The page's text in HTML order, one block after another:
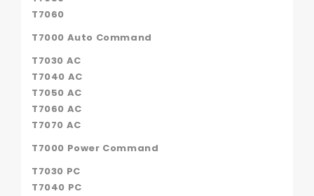
T7060
T7000 Auto Command
T7030 AC
T7040 AC
T7050 AC
T7060 AC
T7070 AC
T7000 Power Command
T7030 PC
T7040 PC